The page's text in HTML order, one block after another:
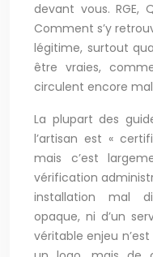
devant vous. RGE,
Comment s’y
légitime, surtout
être vraies,
circulent encore
La plupart des
l’artisan est «
mais c’est
vérification
installation mal
opaque, ni d’un
véritable enjeu